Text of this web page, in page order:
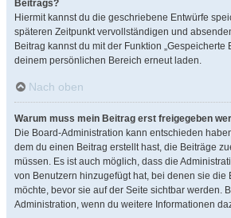
Beitrags?
Hiermit kannst du die geschriebene Entwürfe
späteren Zeitpunkt vervollständigen und
Beitrag kannst du mit der Funktion „Gespeicherte
deinem persönlichen Bereich erneut laden.
Nach oben
Warum muss mein Beitrag erst freigegeben
Die Board-Administration kann entschieden
dem du einen Beitrag erstellt hast, die Beiträge
müssen. Es ist auch möglich, dass die
von Benutzern hinzugefügt hat, bei denen sie die
möchte, bevor sie auf der Seite sichtbar werden.
Administration, wenn du weitere Informationen